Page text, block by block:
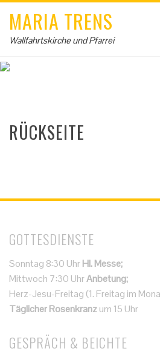
MARIA TRENS
Wallfahrtskirche und Pfarrei
RÜCKSEITE
GOTTESDIENSTE
Sonntag 8:30 UhrHl. Messe;
Mittwoch 7:30 UhrAnbetung;
Herz-Jesu-Freitag (1. Freitag im
Täglicher Rosenkranzum 15 Uhr
GESPRÄCH & BEICHTE